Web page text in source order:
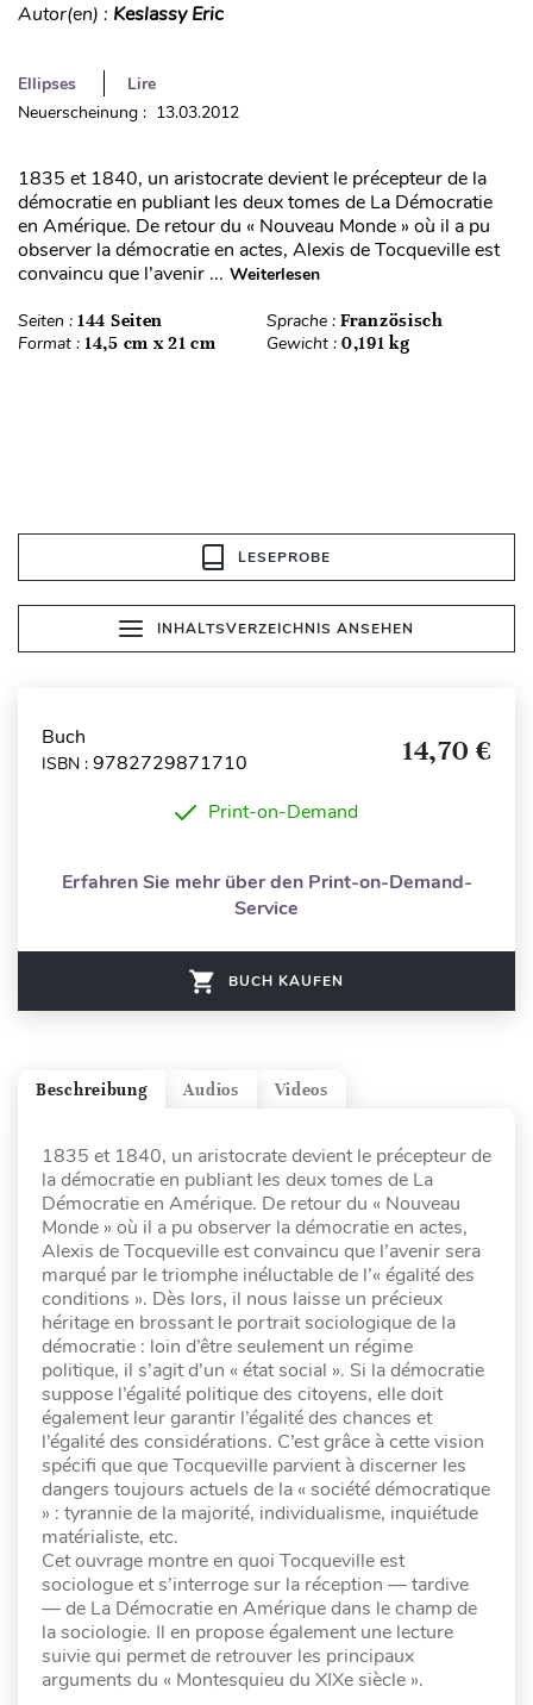
Autor(en) : Keslassy Eric
Ellipses
Lire
Neuerscheinung : 13.03.2012
1835 et 1840, un aristocrate devient le précepteur de la
démocratie en publiant les deux tomes de La Démocratie
en Amérique. De retour du « Nouveau Monde » où il a pu
observer la démocratie en actes, Alexis de Tocqueville est
convaincu que l’avenir ... Weiterlesen
Seiten : 144 Seiten Sprache : Französisch
Format : 14,5 cm x 21 cm Gewicht : 0,191 kg
LESEPROBE
INHALTSVERZEICHNIS ANSEHEN
Buch
ISBN : 9782729871710 14,70 €
Print-on-Demand
Erfahren Sie mehr über den Print-on-Demand-
Service
BUCH KAUFEN
Videos
Audios
Beschreibung
1835 et 1840, un aristocrate devient le précepteur de
la démocratie en publiant les deux tomes de La
Démocratie en Amérique. De retour du « Nouveau
Monde » où il a pu observer la démocratie en actes,
Alexis de Tocqueville est convaincu que l’avenir sera
marqué par le triomphe inéluctable de l’« égalité des
conditions ». Dès lors, il nous laisse un précieux
héritage en brossant le portrait sociologique de la
démocratie : loin d’être seulement un régime
politique, il s’agit d’un « état social ». Si la démocratie
suppose l’égalité politique des citoyens, elle doit
également leur garantir l’égalité des chances et
l’égalité des considérations. C’est grâce à cette vision
spécifi que que Tocqueville parvient à discerner les
dangers toujours actuels de la « société démocratique
» : tyrannie de la majorité, individualisme, inquiétude
matérialiste, etc.
Cet ouvrage montre en quoi Tocqueville est
sociologue et s’interroge sur la réception — tardive
— de La Démocratie en Amérique dans le champ de
la sociologie. Il en propose également une lecture
suivie qui permet de retrouver les principaux
arguments du « Montesquieu du XIXe siècle ».